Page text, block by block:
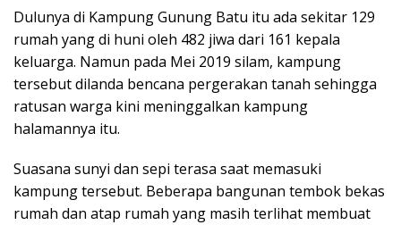
Dulunya di Kampung Gunung Batu itu ada sekitar 129
rumah yang di huni oleh 482 jiwa dari 161 kepala
keluarga. Namun pada Mei 2019 silam, kampung
tersebut dilanda bencana pergerakan tanah sehingga
ratusan warga kini meninggalkan kampung
halamannya itu.
Suasana sunyi dan sepi terasa saat memasuki
kampung tersebut. Beberapa bangunan tembok bekas
rumah dan atap rumah yang masih terlihat membuat